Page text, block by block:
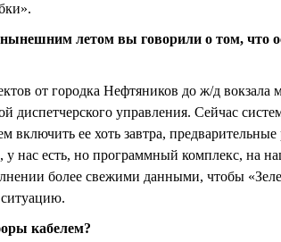
летом вы говорили о том, что
от городка Нефтяников до ж/д вокзала
диспетчерского управления. Сейчас
включить ее хоть завтра,
нас есть, но программный комплекс, на
более свежими данными, чтобы
ситуацию.
кабелем?